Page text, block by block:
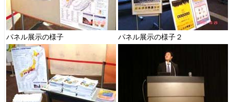
パネル展示の様子 パネル展示の様子２